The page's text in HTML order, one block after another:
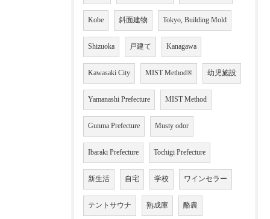
Kobe 斜面建物 Tokyo, Building Mold
Shizuoka 戸建て Kanagawa
Kawasaki City MIST Method® 幼児施設
Yamanashi Prefecture MIST Method
Gunma Prefecture Musty odor
Ibaraki Prefecture Tochigi Prefecture
新生活 自宅 学校 ワインセラー
テントサウナ 熟成庫 酪農